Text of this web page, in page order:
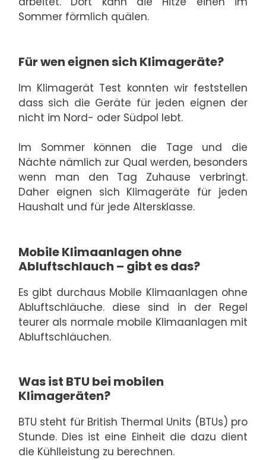
Sommer förmlich quälen.
Für wen eignen sich Klimageräte?
Im Klimagerät Test konnten wir feststellen
dass sich die Geräte für jeden eignen der
nicht im Nord- oder Südpol lebt.
Im Sommer können die Tage und die
Nächte nämlich zur Qual werden, besonders
wenn man den Tag Zuhause verbringt.
Daher eignen sich Klimageräte für jeden
Haushalt und für jede Altersklasse.
Mobile Klimaanlagen ohne
Abluftschlauch – gibt es das?
Es gibt durchaus Mobile Klimaanlagen ohne
Abluftschläuche. diese sind in der Regel
teurer als normale mobile Klimaanlagen mit
Abluftschläuchen.
Was ist BTU bei mobilen
Klimageräten?
BTU steht für British Thermal Units (BTUs) pro
Stunde. Dies ist eine Einheit die dazu dient
die Kühlleistung zu berechnen.